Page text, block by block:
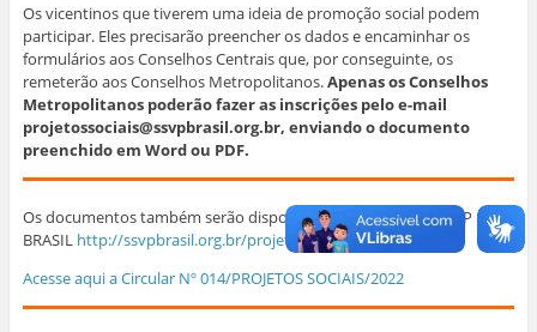
Os vicentinos que tiverem uma ideia de promoção social podem
participar. Eles precisarão preencher os dados e encaminhar os
formulários aos Conselhos Centrais que, por conseguinte, os
remeterão aos Conselhos Metropolitanos.Apenas os Conselhos
Metropolitanos poderão fazer as inscrições pelo e-mail
projetossociais@ssvpbrasil.org.br, enviando o documento
preenchido em Word ou PDF.
Os documentos também serão disponibilizados no portal SSVP
BRASIL http://ssvpbrasil.org.br/projetos-sociais/
Acesse aqui a Circular Nº 014/PROJETOS SOCIAIS/2022